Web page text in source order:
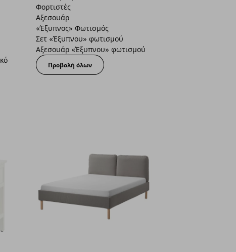
Φορτιστές
Αξεσουάρ
«Έξυπνος» Φωτισμός
Σετ «Έξυπνου» φωτισμού
Αξεσουάρ «Έξυπνου» φωτισμού
Προβολή όλων